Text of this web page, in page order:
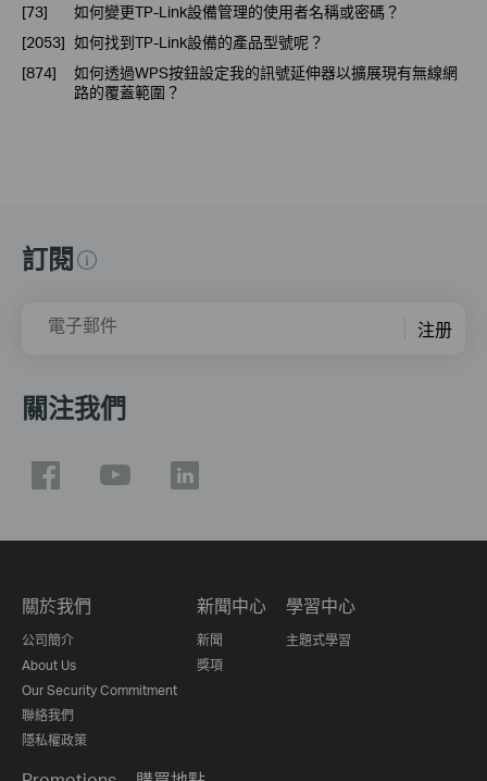
[73]
如何變更TP-Link設備管理的使用者名稱或密碼？
[2053] 如何找到TP-Link設備的產品型號呢？
[874]
如何透過WPS按鈕設定我的訊號延伸器以擴展現有無線網
路的覆蓋範圍？
訂閱
電子郵件 注册
關注我們
關於我們
公司簡介
About Us
Our Security Commitment
聯絡我們
隱私權政策
新聞中心
新聞
獎項
學習中心
主題式學習